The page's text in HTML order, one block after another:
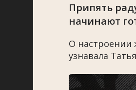
Припять
начинают
О настроении
узнавала